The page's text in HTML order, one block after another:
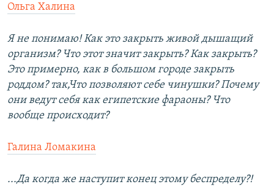
Ольга Халина
Я не понимаю! Как это закрыть живой дышащий
организм? Что этот значит закрыть? Как закрыть?
Это примерно, как в большом городе закрыть
роддом? так,Что позволяют себе чинушки? Почему
они ведут себя как египетские фараоны? Что
вообще происходит?
Галина Ломакина
...Да когда же наступит конец этому беспределу?!